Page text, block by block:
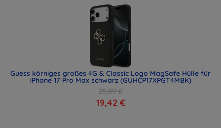
Guess körniges großes 4G & Classic Logo MagSafe Hülle für
iPhone 17 Pro Max schwarz (GUHCP17XPGT4MBK)
25,89 €
19,42 €